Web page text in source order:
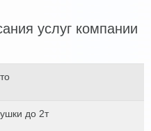
услуг компании
до 2т